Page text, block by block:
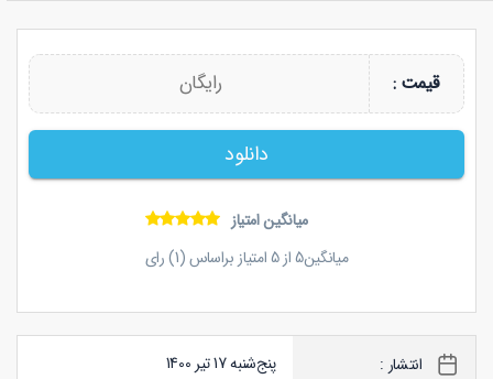
قیمت : رایگان
دانلود
میانگین امتیاز
میانگین5از5امتیاز براساس (1) رای
انتشار : پنج‌شنبه 17 تیر 1400